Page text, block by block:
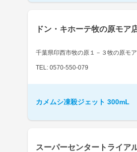
ドン・キホーテ牧の原モア
千葉県印西市牧の原１－３牧の原モ
TEL: 0570-550-079
カメムシ凍殺ジェット 300mL
スーパーセンタートライア